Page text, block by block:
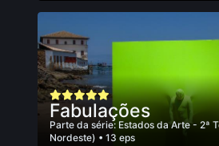
Fabulações
Parte da série: Estados da Arte - 2ª
Nordeste) • 13 eps